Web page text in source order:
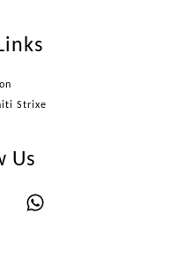
Strixe
Us
Instagram